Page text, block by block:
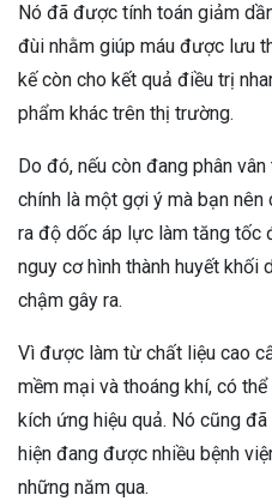
Nó đã được tính toán giảm
đùi nhằm giúp máu được lưu
kế còn cho kết quả điều trị
phẩm khác trên thị trường.
Do đó, nếu còn đang phân
chính là một gợi ý mà bạn nên
ra độ dốc áp lực làm tăng tốc
nguy cơ hình thành huyết khối
chậm gây ra.
Vì được làm từ chất liệu cao
mềm mại và thoáng khí, có
kích ứng hiệu quả. Nó cũng
hiện đang được nhiều bệnh
những năm qua.